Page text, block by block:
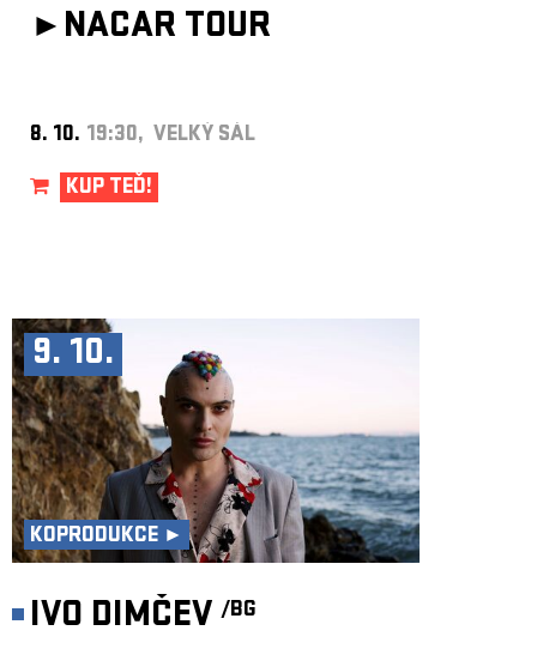
► NACAR TOUR
8. 10. 19:30, VELKÝ SÁL
KUP TEĎ!
9. 10.
KOPRODUKCE ►
IVO DIMČEV /BG